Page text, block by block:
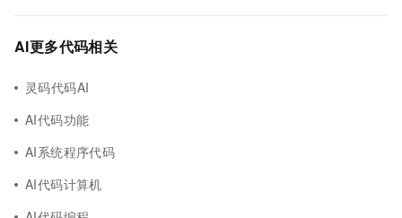
AI更多代码相关
灵码代码AI
AI代码功能
AI系统程序代码
AI代码计算机